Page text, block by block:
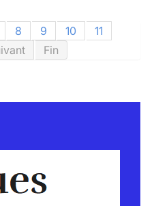
8 9 10
11
Fin